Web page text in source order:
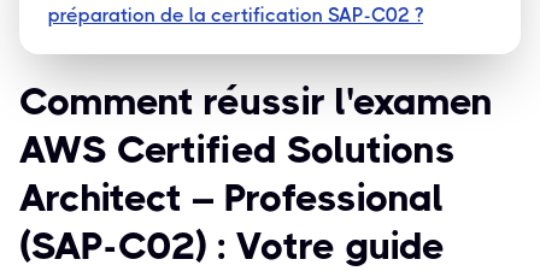
préparation de la certification SAP-C02 ?
Comment réussir l'examen
AWS Certified Solutions
Architect – Professional
(SAP-C02) : Votre guide